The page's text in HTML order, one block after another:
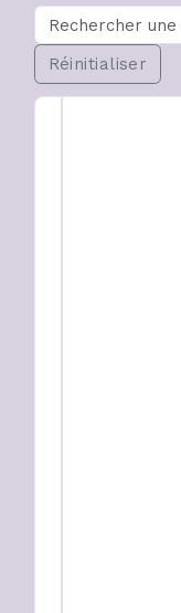
Réinitialiser